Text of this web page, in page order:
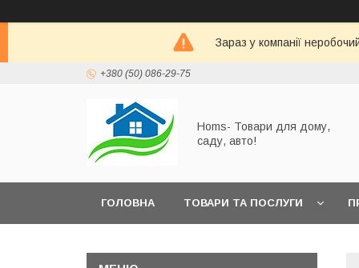
Зараз у компанії
+380 (50) 086-29-75
Homs- Товари для дому,
саду, авто!
ГОЛОВНА ТОВАРИ ТА ПОСЛУГИ